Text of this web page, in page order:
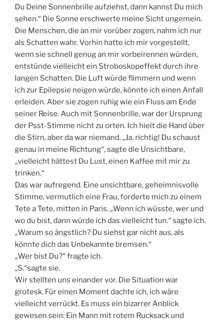
Du Deine Sonnenbrille aufziehst, dann kannst Du mich
sehen.“ Die Sonne erschwerte meine Sicht ungemein.
Die Menschen, die an mir vorüber zogen, nahm ich nur
als Schatten wahr. Vorhin hatte ich mir vorgestellt,
wenn sie schnell genug an mir vorbeirennen würden,
entstünde vielleicht ein Stroboskopeffekt durch ihre
langen Schatten. Die Luft würde flimmern und wenn
ich zur Epilepsie neigen würde, könnte ich einen Anfall
erleiden. Aber sie zogen ruhig wie ein Fluss am Ende
seiner Reise. Auch mit Sonnenbrille, war der Ursprung
der Psst-Stimme nicht zu orten. Ich hielt die Hand über
die Stirn, aber da war niemand. „Ja, richtig! Du schaust
genau in meine Richtung“, sagte die Unsichtbare,
„vielleicht hättest Du Lust, einen Kaffee mit mir zu
trinken.“
Das war aufregend. Eine unsichtbare, geheimnisvolle
Stimme, vermutlich eine Frau, forderte mich zu einem
Tete a Tete, mitten in Paris. „Wenn ich wüsste, wer und
wo du bist, dann würde ich das vielleicht tun.“ sagte ich.
„Warum so ängstlich? Du siehst gar nicht aus, als
könnte dich das Unbekannte bremsen.“
„Wer bist Du?“ fragte ich.
„S.“sagte sie.
Wir stellten uns einander vor. Die Situation war
grotesk. Für einen Moment dachte ich, ich wäre
vielleicht verrückt. Es muss ein bizarrer Anblick
gewesen sein: Ein Mann mit rotem Rucksack und